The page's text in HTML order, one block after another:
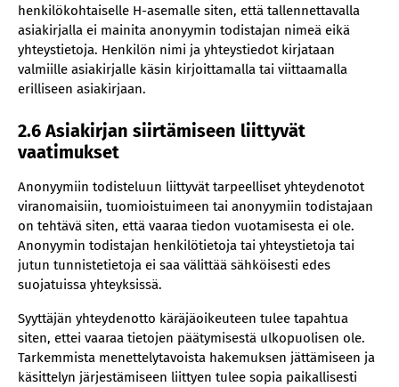
henkilökohtaiselle H-asemalle siten, että tallennettavalla
asiakirjalla ei mainita anonyymin todistajan nimeä eikä
yhteystietoja. Henkilön nimi ja yhteystiedot kirjataan
valmiille asiakirjalle käsin kirjoittamalla tai viittaamalla
erilliseen asiakirjaan.
2.6 Asiakirjan siirtämiseen liittyvät
vaatimukset
Anonyymiin todisteluun liittyvät tarpeelliset yhteydenotot
viranomaisiin, tuomioistuimeen tai anonyymiin todistajaan
on tehtävä siten, että vaaraa tiedon vuotamisesta ei ole.
Anonyymin todistajan henkilötietoja tai yhteystietoja tai
jutun tunnistetietoja ei saa välittää sähköisesti edes
suojatuissa yhteyksissä.
Syyttäjän yhteydenotto käräjäoikeuteen tulee tapahtua
siten, ettei vaaraa tietojen päätymisestä ulkopuolisen ole.
Tarkemmista menettelytavoista hakemuksen jättämiseen ja
käsittelyn järjestämiseen liittyen tulee sopia paikallisesti